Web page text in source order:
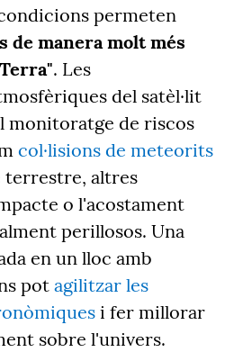
permeten
de manera molt més
. Les
del satèl·lit
monitoratge de riscos
col·lisions de meteorits
terrestre, altres
o l'acostament
perillosos. Una
en un lloc amb
potagilitzar les
i fer millorar
sobre l'univers.